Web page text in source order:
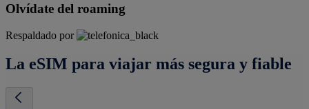
Olvídate del roaming
Respaldado por
La eSIM para viajar más segura y fiable